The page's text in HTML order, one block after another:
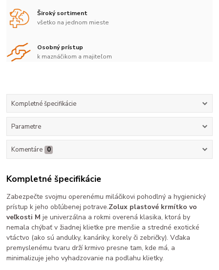
Široký sortiment
všetko na jednom mieste
Osobný prístup
k maznáčikom a majiteľom
Kompletné špecifikácie
Parametre
Komentáre 0
Kompletné špecifikácie
Zabezpečte svojmu operenému miláčikovi pohodlný a hygienický
prístup k jeho obľúbenej potrave.Zolux plastové krmítko vo
veľkosti M je univerzálna a rokmi overená klasika, ktorá by
nemala chýbať v žiadnej klietke pre menšie a stredné exotické
vtáctvo (ako sú andulky, kanáriky, korely či zebričky). Vďaka
premyslenému tvaru drží krmivo presne tam, kde má, a
minimalizuje jeho vyhadzovanie na podlahu klietky.